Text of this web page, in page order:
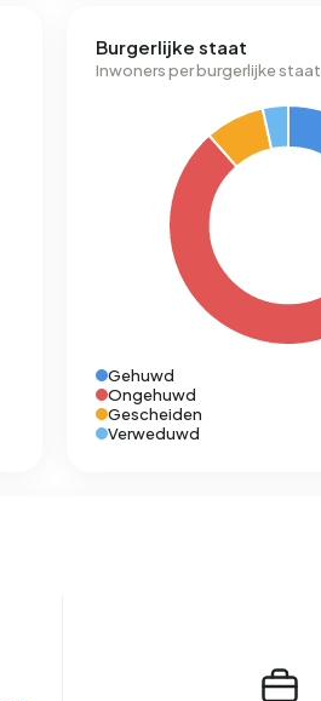
Burgerlijke staat
Inwoners per burgerlijke staat
Gehuwd
Ongehuwd
Gescheiden
Verweduwd